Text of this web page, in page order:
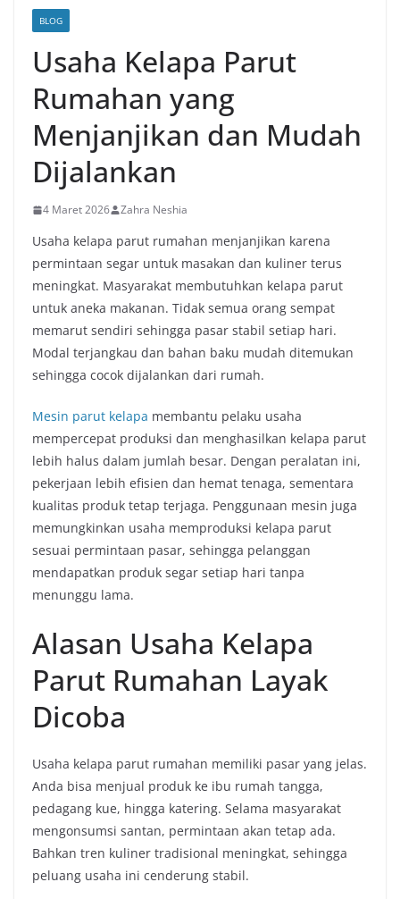
BLOG
Usaha Kelapa Parut
Rumahan yang
Menjanjikan dan Mudah
Dijalankan
4 Maret 2026 Zahra Neshia
Usaha kelapa parut rumahan menjanjikan karena
permintaan segar untuk masakan dan kuliner terus
meningkat. Masyarakat membutuhkan kelapa parut
untuk aneka makanan. Tidak semua orang sempat
memarut sendiri sehingga pasar stabil setiap hari.
Modal terjangkau dan bahan baku mudah ditemukan
sehingga cocok dijalankan dari rumah.
Mesin parut kelapa membantu pelaku usaha
mempercepat produksi dan menghasilkan kelapa parut
lebih halus dalam jumlah besar. Dengan peralatan ini,
pekerjaan lebih efisien dan hemat tenaga, sementara
kualitas produk tetap terjaga. Penggunaan mesin juga
memungkinkan usaha memproduksi kelapa parut
sesuai permintaan pasar, sehingga pelanggan
mendapatkan produk segar setiap hari tanpa
menunggu lama.
Alasan Usaha Kelapa
Parut Rumahan Layak
Dicoba
Usaha kelapa parut rumahan memiliki pasar yang jelas.
Anda bisa menjual produk ke ibu rumah tangga,
pedagang kue, hingga katering. Selama masyarakat
mengonsumsi santan, permintaan akan tetap ada.
Bahkan tren kuliner tradisional meningkat, sehingga
peluang usaha ini cenderung stabil.